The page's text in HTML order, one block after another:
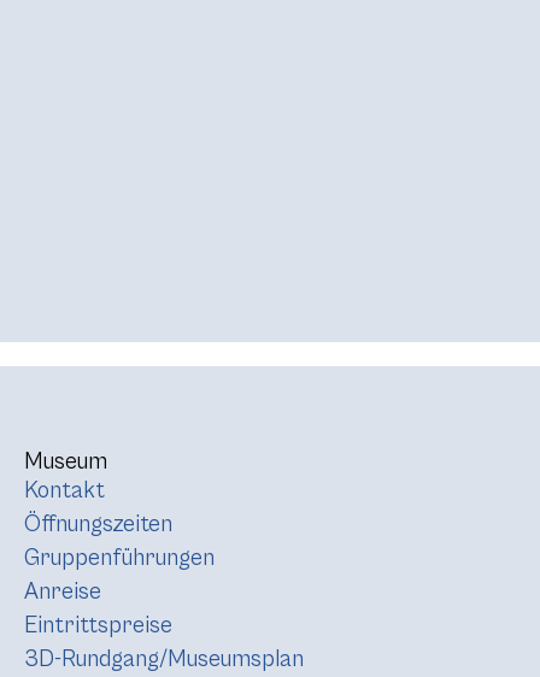
Museum
Kontakt
Öffnungszeiten
Gruppenführungen
Anreise
Eintrittspreise
3D-Rundgang/Museumsplan